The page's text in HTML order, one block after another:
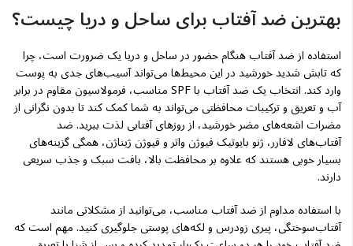
بهترین ضد آفتاب برای ساحل و دریا چیست؟
استفاده از ضد آفتاب هنگام حضور در ساحل و دریا یک ضرورت است، چرا
که تابش شدید خورشید در این محیط‌ها می‌تواند آسیب‌های جدی به پوست
وارد کند. انتخاب یک ضد آفتاب با SPF مناسب، فرمولاسیون مقاوم در برابر
آب و تعریق و ترکیبات محافظتی می‌تواند به شما کمک کند تا بدون نگرانی از
مضرات اشعه‌های مضر خورشید، از روزهای آفتابی لذت ببرید. ضد
آفتاب‌های لافارر، ژنو بایوتیک فیوژن واتر و فیوژن ژیناژن، همگی گزینه‌های
بسیار خوبی هستند که علاوه بر محافظت بالا، بافت سبک و جذب سریعی
دارند.
با استفاده مداوم از ضد آفتاب مناسب، می‌توانید از مشکلاتی مانند
آفتاب‌سوختگی، پیری زودرس و لکه‌های پوستی جلوگیری کنید. مهم است که